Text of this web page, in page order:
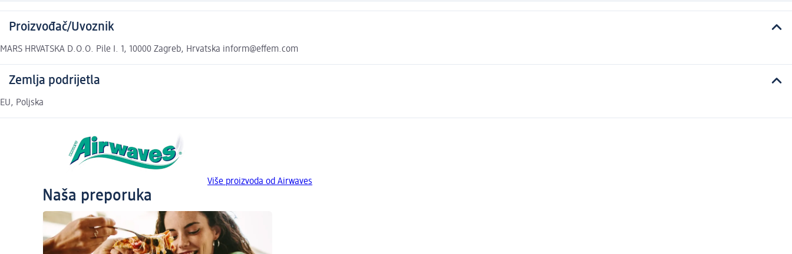
Proizvođač/Uvoznik
MARS HRVATSKA D.O.O. Pile I. 1, 10000 Zagreb, Hrvatska inform@effem.com
Zemlja podrijetla
EU, Poljska
Više proizvoda od Airwaves
Naša preporuka